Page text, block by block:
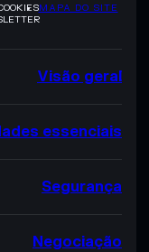
MAPA DO SITE
Visão geral
essenciais
Segurança
Negociação